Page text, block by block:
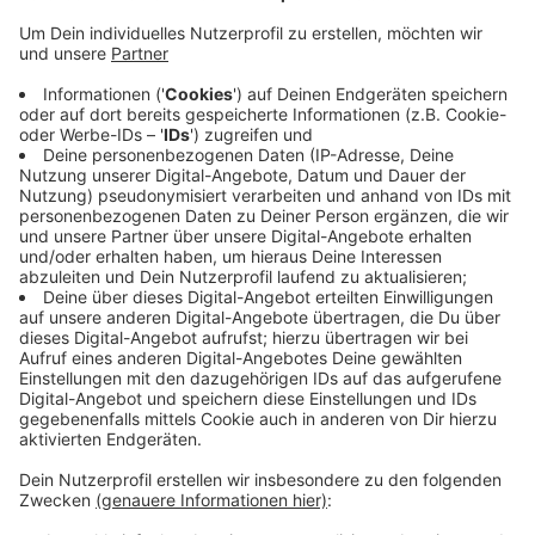
Anzeige
Die Hilfsaktion ‚Hörst du mich?‘ desCaritasverbandes
Siegen-Wittgenstein ist für denDeutschen
Ehrenamtspreisnominiert worden. Bei dem Projekt
wird Kindern geholfen, deren Eltern lebensbedrohlich
erkrankt sind. Anfang Dezember hat das Projekt jetzt
die Chance, bei der Preisverleihung den mit bis zu
10.000 Euro dotierten Publikumspreis zu gewinnen.
Bürgerinnen und Bürger können dabei online unter
www.deutscher-engagementpreis.de für das Projekt
abstimmen.
Anzeige